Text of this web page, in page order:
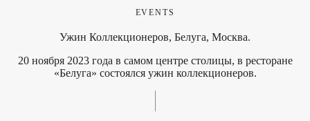
EVENTS
Ужин Коллекционеров, Белуга, Москва.
20 ноября 2023 года в самом центре столицы, в ресторане
«Белуга» состоялся ужин коллекционеров.